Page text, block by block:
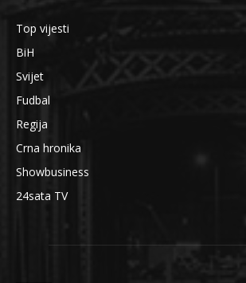
Top vijesti
BiH
Svijet
Fudbal
Regija
Crna hronika
Showbusiness
24sata TV